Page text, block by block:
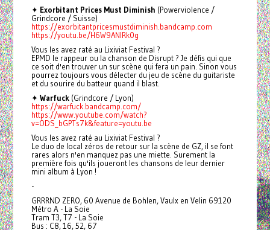
✦ Exorbitant Prices Must Diminish (Powerviolence /
Grindcore / Suisse)
https://exorbitantpricesmustdiminish.bandcamp.com
https://youtu.be/H6W9ANlRk0g
Vous les avez raté au Lixiviat Festival ?
EPMD le rappeur ou la chanson de Disrupt ? Je défis qui que
ce soit d'en trouver un sur scène qui fera un pain. Sinon vous
pourrez toujours vous délecter du jeu de scène du guitariste
et du sourire du batteur quand il blast.
✦ Warfuck(Grindcore / Lyon)
https://warfuck.bandcamp.com/
https://www.youtube.com/watch?
v=ODS_bGPTs7k&feature=youtu.be
Vous les avez raté au Lixiviat Festival ?
Le duo de local zéros de retour sur la scène de GZ, il se font
rares alors n'en manquez pas une miette. Surement la
première fois qu'ils joueront les chansons de leur dernier
mini album à Lyon !
-
GRRRND ZERO, 60 Avenue de Bohlen, Vaulx en Velin 69120
Métro A - La Soie
Tram T3, T7 - La Soie
Bus : C8, 16, 52, 67